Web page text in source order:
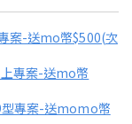
案-送mo幣$500(次
專案-送mo幣
專案-送momo幣